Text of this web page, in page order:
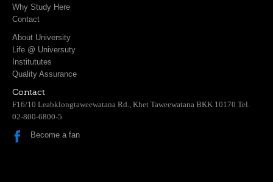
Why Study Here
Contact
About University
Life @ Universuty
Institututes
Quality Assurance
Contact
F16/10 Leabklongtaweewatana Rd., Khet Taweewatana BKK 10170 Tel.
02-800-6800-5
Become a fan